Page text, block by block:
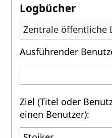
Logbücher
Zentrale öffentliche
Ausführender
Ziel (Titel oder
einen Benutzer):